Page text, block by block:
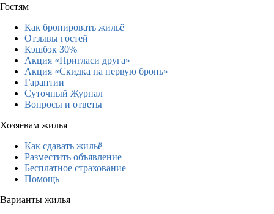
Гостям
Как бронировать жильё
Отзывы гостей
Кэшбэк 30%
Акция «Пригласи друга»
Акция «Скидка на первую бронь»
Гарантии
Суточный Журнал
Вопросы и ответы
Хозяевам жилья
Как сдавать жильё
Разместить объявление
Бесплатное страхование
Помощь
Варианты жилья